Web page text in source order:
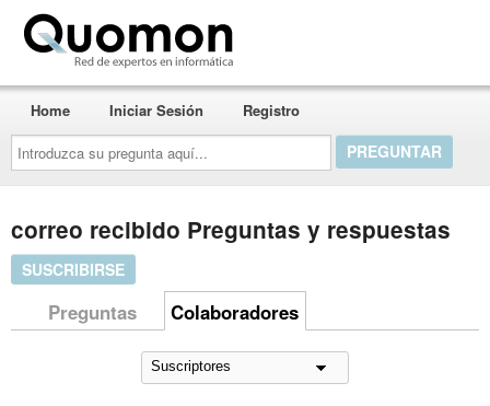
Introduzca
su
pregunta
aquí...
Home Iniciar Sesión Registro
correo recibido Preguntas y respuestas
SUSCRIBIRSE
Preguntas Colaboradores